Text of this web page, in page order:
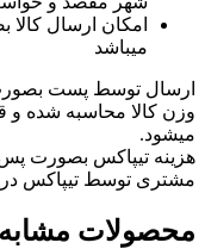
امکان ارسال
میباشد
ارسال توسط پست
وزن کالا محاسبه شده و
میشود.
هزینه تیپاکس بصورت پس
مشتری توسط تیپاکس
محصولات مشابه